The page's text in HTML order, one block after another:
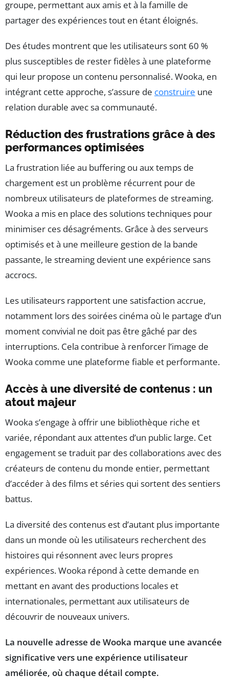
groupe, permettant aux amis et à la famille de
partager des expériences tout en étant éloignés.
Des études montrent que les utilisateurs sont 60 %
plus susceptibles de rester fidèles à une plateforme
qui leur propose un contenu personnalisé. Wooka, en
intégrant cette approche, s’assure de construire une
relation durable avec sa communauté.
Réduction des frustrations grâce à des
performances optimisées
La frustration liée au buffering ou aux temps de
chargement est un problème récurrent pour de
nombreux utilisateurs de plateformes de streaming.
Wooka a mis en place des solutions techniques pour
minimiser ces désagréments. Grâce à des serveurs
optimisés et à une meilleure gestion de la bande
passante, le streaming devient une expérience sans
accrocs.
Les utilisateurs rapportent une satisfaction accrue,
notamment lors des soirées cinéma où le partage d’un
moment convivial ne doit pas être gâché par des
interruptions. Cela contribue à renforcer l’image de
Wooka comme une plateforme fiable et performante.
Accès à une diversité de contenus : un
atout majeur
Wooka s’engage à offrir une bibliothèque riche et
variée, répondant aux attentes d’un public large. Cet
engagement se traduit par des collaborations avec des
créateurs de contenu du monde entier, permettant
d’accéder à des films et séries qui sortent des sentiers
battus.
La diversité des contenus est d’autant plus importante
dans un monde où les utilisateurs recherchent des
histoires qui résonnent avec leurs propres
expériences. Wooka répond à cette demande en
mettant en avant des productions locales et
internationales, permettant aux utilisateurs de
découvrir de nouveaux univers.
La nouvelle adresse de Wooka marque une avancée
significative vers une expérience utilisateur
améliorée, où chaque détail compte.